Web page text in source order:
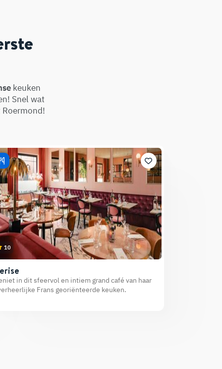
keuken
Snel wat
Roermond!
10
in dit sfeervol en intiem grand café van haar
Frans georiënteerde keuken.